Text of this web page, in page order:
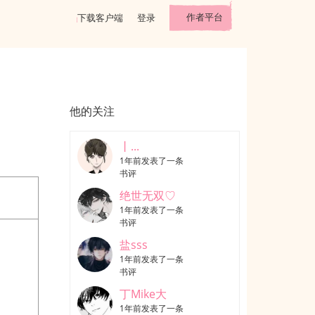
下载客户端 登录 作者平台
他的关注
丨...
1年前发表了一条
书评
绝世无双♡
1年前发表了一条
书评
盐sss
1年前发表了一条
书评
丁Mike大
1年前发表了一条